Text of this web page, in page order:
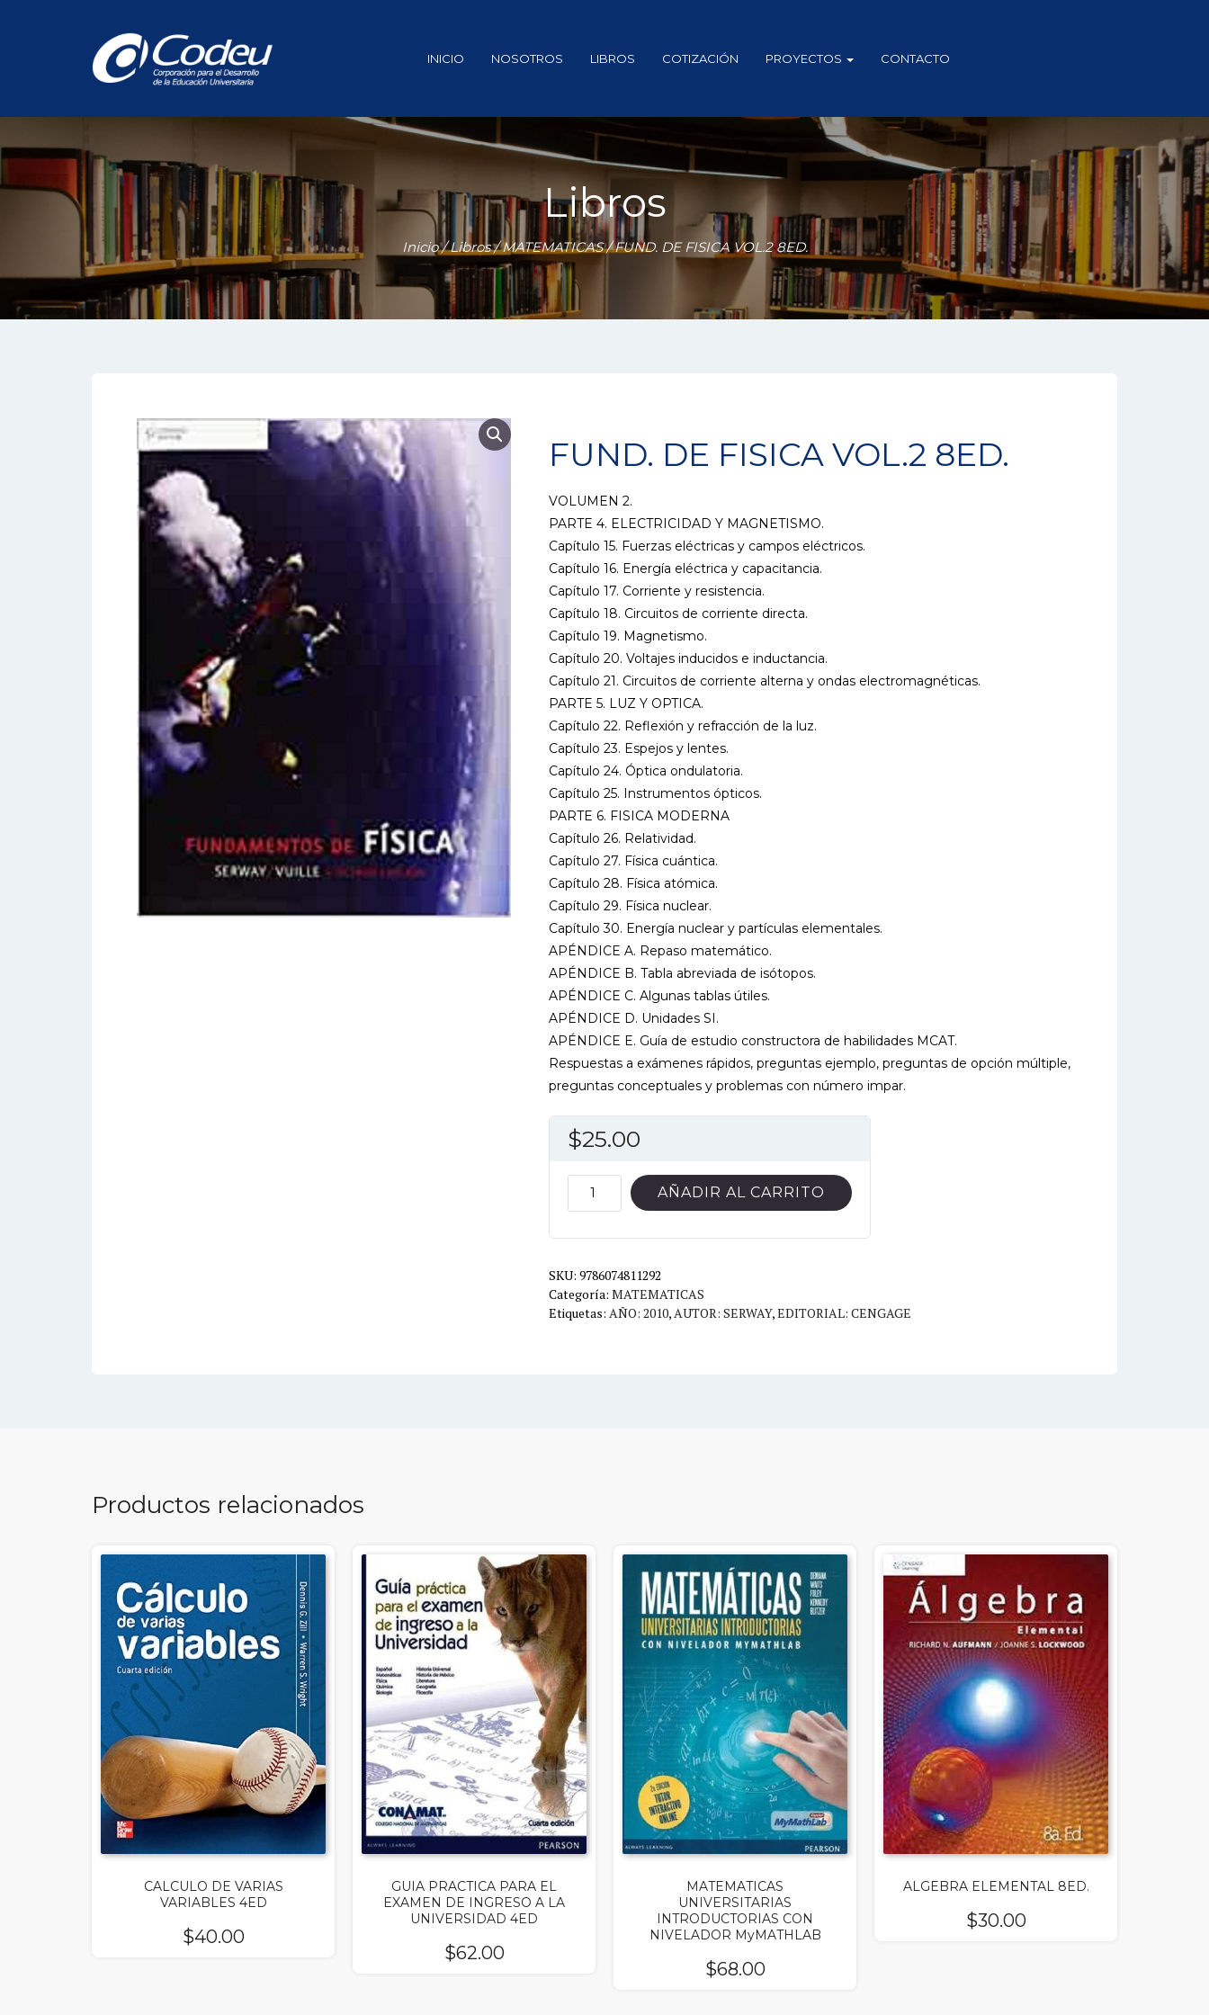
INICIO NOSOTROS LIBROS COTIZACIÓN PROYECTOS CONTACTO
Libros
Inicio/Libros/MATEMATICAS/ FUND. DE FISICA VOL.2 8ED.
FUND. DE FISICA VOL.2 8ED.
VOLUMEN 2.
PARTE 4. ELECTRICIDAD Y MAGNETISMO.
Capítulo 15. Fuerzas eléctricas y campos eléctricos.
Capítulo 16. Energía eléctrica y capacitancia.
Capítulo 17. Corriente y resistencia.
Capítulo 18. Circuitos de corriente directa.
Capítulo 19. Magnetismo.
Capítulo 20. Voltajes inducidos e inductancia.
Capítulo 21. Circuitos de corriente alterna y ondas electromagnéticas.
PARTE 5. LUZ Y OPTICA.
Capítulo 22. Reflexión y refracción de la luz.
Capítulo 23. Espejos y lentes.
Capítulo 24. Óptica ondulatoria.
Capítulo 25. Instrumentos ópticos.
PARTE 6. FISICA MODERNA
Capítulo 26. Relatividad.
Capítulo 27. Física cuántica.
Capítulo 28. Física atómica.
Capítulo 29. Física nuclear.
Capítulo 30. Energía nuclear y partículas elementales.
APÉNDICE A. Repaso matemático.
APÉNDICE B. Tabla abreviada de isótopos.
APÉNDICE C. Algunas tablas útiles.
APÉNDICE D. Unidades SI.
APÉNDICE E. Guía de estudio constructora de habilidades MCAT.
Respuestas a exámenes rápidos, preguntas ejemplo, preguntas de opción múltiple,
preguntas conceptuales y problemas con número impar.
$25.00
FUND.
DE
8ED.
cantidad
AÑADIR AL CARRITO
SKU: 9786074811292
Categoría: MATEMATICAS
Etiquetas: AÑO: 2010,AUTOR: SERWAY,EDITORIAL: CENGAGE
Productos relacionados
CALCULO DE VARIAS
VARIABLES 4ED
$40.00
GUIA PRACTICA PARA EL
EXAMEN DE INGRESO A LA
UNIVERSIDAD 4ED
$62.00
MATEMATICAS
UNIVERSITARIAS
INTRODUCTORIAS CON
NIVELADOR MyMATHLAB
$68.00
ALGEBRA ELEMENTAL 8ED.
$30.00